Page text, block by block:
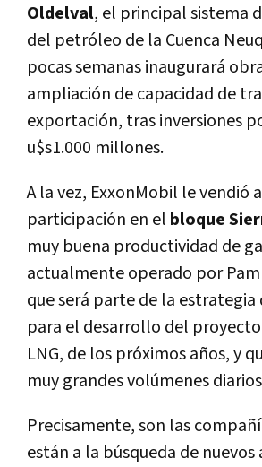
Oldelval, el principal sistema
del petróleo de la Cuenca
pocas semanas inaugurará
ampliación de capacidad de
exportación, tras inversiones
u$s1.000 millones.
A la vez, ExxonMobil le vendió a
participación en el bloque
muy buena productividad de
actualmente operado por
que será parte de la
para el desarrollo del
LNG, de los próximos años, y
muy grandes volúmenes
Precisamente, son las
están a la búsqueda de nuevos